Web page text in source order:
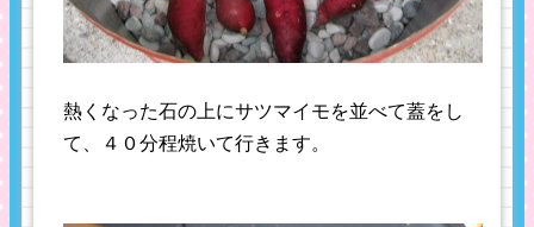
熱くなった石の上にサツマイモを並べて蓋をし
て、４０分程焼いて行きます。